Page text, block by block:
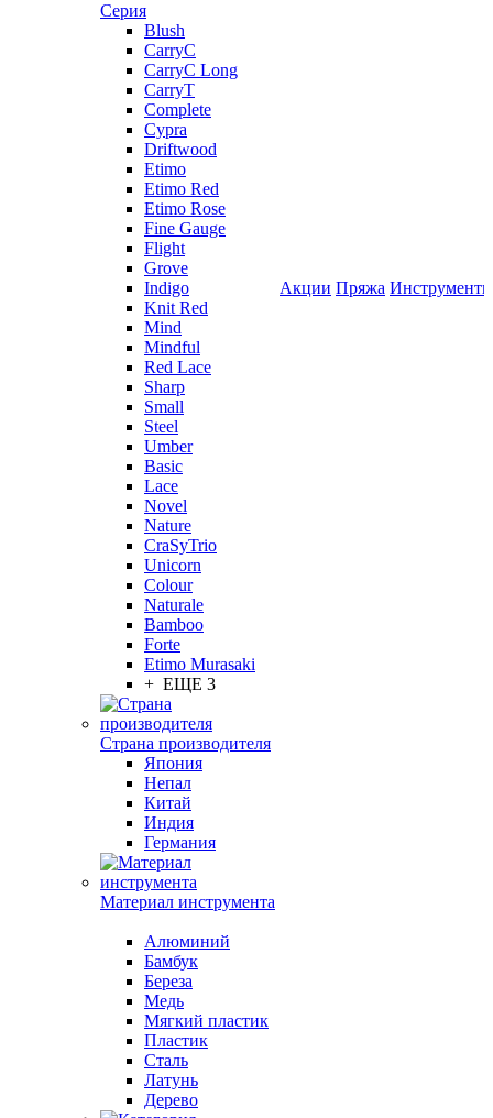
Серия
Blush
CarryC
CarryC Long
CarryT
Complete
Cypra
Driftwood
Etimo
Etimo Red
Etimo Rose
Fine Gauge
Flight
Grove
Indigo
Knit Red
Mind
Mindful
Red Lace
Sharp
Small
Steel
Umber
Basic
Lace
Novel
Nature
CraSyTrio
Unicorn
Colour
Naturale
Bamboo
Forte
Etimo Murasaki
+ ЕЩЕ 3
Страна производителя
Япония
Непал
Китай
Индия
Германия
Материал инструмента
Алюминий
Бамбук
Береза
Медь
Мягкий пластик
Пластик
Сталь
Латунь
Дерево
Акции Пряжа Инструменты